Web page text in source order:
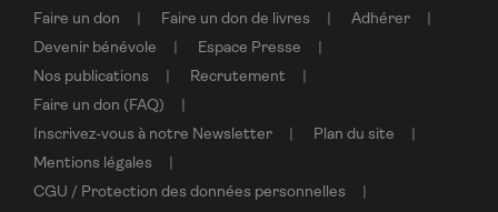
Faire un don Faire un don de livres
Adhérer
Devenir bénévole
Espace Presse
Nos publications
Recrutement
Faire un don (FAQ)
Inscrivez-vous à notre Newsletter
Plan du site
Mentions légales
CGU / Protection des données personnelles